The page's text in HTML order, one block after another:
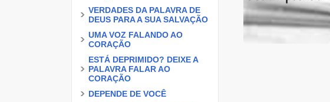
VERDADES DA PALAVRA DE
DEUS PARA A SUA SALVAÇÃO
UMA VOZ FALANDO AO
CORAÇÃO
ESTÁ DEPRIMIDO? DEIXE A
PALAVRA FALAR AO
CORAÇÃO
DEPENDE DE VOCÊ